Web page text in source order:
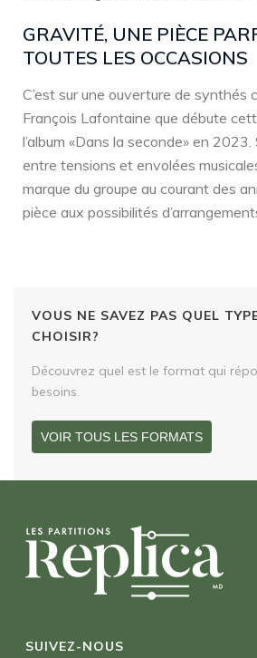
GRAVITÉ, UNE PIÈCE
TOUTES LES OCCASIONS
C’est sur une ouverture de synthés
François Lafontaine que débute
l’album «Dans la seconde» en 2023.
entre tensions et envolées
marque du groupe au courant des
pièce aux possibilités
VOUS NE SAVEZ PAS QUEL
CHOISIR?
Découvrez quel est le format qui
besoins.
VOIR TOUS LES FORMATS
SUIVEZ-NOUS